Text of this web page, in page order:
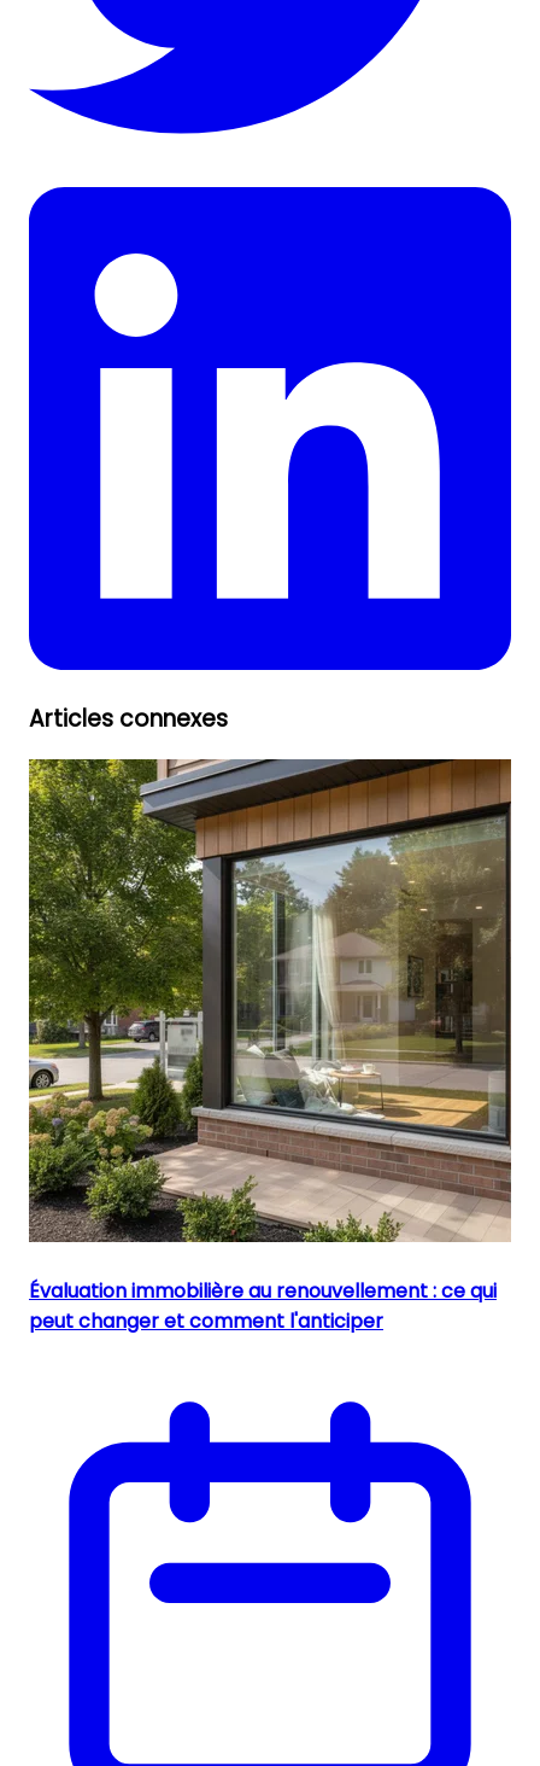
Articles connexes
Évaluation immobilière au renouvellement : ce qui
peut changer et comment l'anticiper